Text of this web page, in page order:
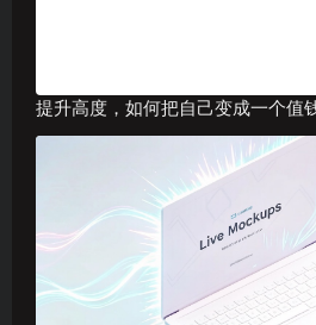
提升高度，如何把自己变成一个值